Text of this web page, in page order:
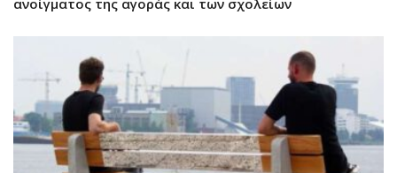
ανοίγματος της αγοράς και των σχολείων